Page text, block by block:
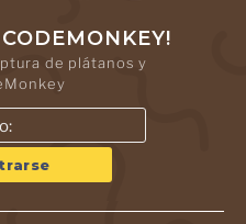
de plátanos y